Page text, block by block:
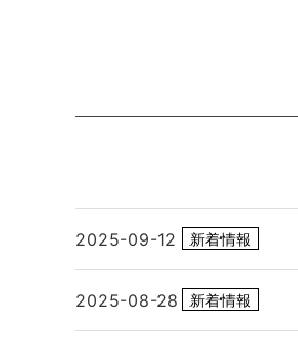
2025-09-12 新着情報
2025-08-28 新着情報